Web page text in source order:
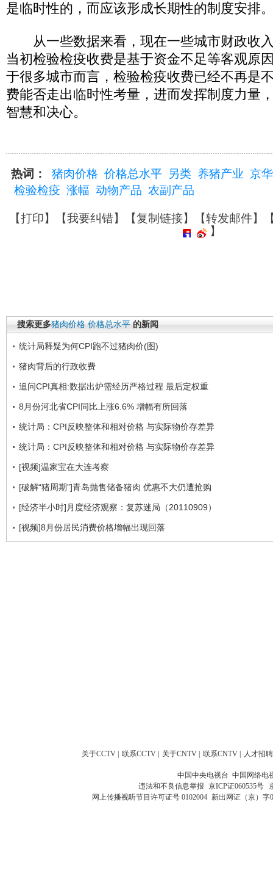
是临时性的，而应该形成长期性的制度安排
从一些数据来看，现在一些城市财政收
当初检验检疫收费是基于资金不足等客观原
于很多城市而言，检验检疫收费已经不再是
费能否走出临时性考量，进而发挥制度力量
智慧和决心。
热词： 猪肉价格 价格总水平 另类 养猪产业 京
检验检疫 涨幅 动物产品 农副产品
【打印】【我要纠错】【复制链接】【转发邮件】
】
搜索更多猪肉价格 价格总水平 的新闻
统计局释疑为何CPI跑不过猪肉价(图)
猪肉背后的行政收费
追问CPI真相:数据出炉需经历严格过程 最后定权重
8月份河北省CPI同比上涨6.6% 增幅有所回落
统计局：CPI反映整体和相对价格 与实际物价存差异
统计局：CPI反映整体和相对价格 与实际物价存差异
[视频]温家宝在大连考察
[破解“猪周期”]青岛抛售储备猪肉 优惠不大仍遭抢购
[经济半小时]月度经济观察：复苏迷局（20110909）
[视频]8月份居民消费价格增幅出现回落
关于CCTV 联系CCTV 关于CNTV 联系CNTV 人才招聘
中国中央电视台 中国网络电
违法和不良信息举报 京ICP证060535号
网上传播视听节目许可证号 0102004 新出网证（京）